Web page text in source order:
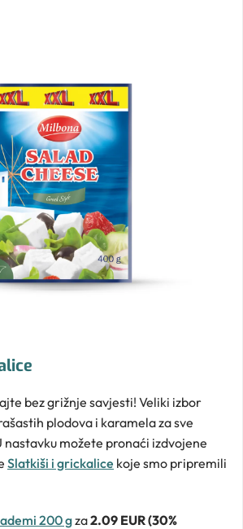
bez grižnje savjesti! Veliki izbor
plodova i karamela za sve
možete pronaći izdvojene
Slatkiši i grickalice koje smo pripremili
200 gza2.09 EUR (30%